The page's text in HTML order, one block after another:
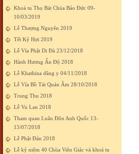
Khoá tu Thọ Bát Chùa Bảo Đức 09-
10/03/2019
Lễ Thượng Nguyên 2019
Tết Kỷ Hợi 2019
Lễ Vía Phật Di Đà 23/12/2018
Hành Hương Ấn Độ 2018
Lễ Khathina dâng y 04/11/2018
Lễ Vía Bồ Tát Quán Âm 28/10/2018
Trung Thu 2018
Lễ Vu Lan 2018
Tham quan Luân Đôn Anh Quốc 13-
15/07/2018
Lễ Phật Đản 2018
Lễ kỷ niệm 40 Chùa Viên Giác và khoá tu